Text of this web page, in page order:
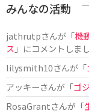
みんなの活動
jathrutpさんが「機
ス 」にコメントしま
lilysmith10さんが「
アッキーさんが「ゴ
RosaGrantさんが「